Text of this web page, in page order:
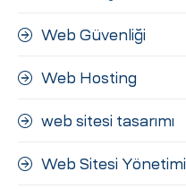
Web Güvenliği
Web Hosting
web sitesi tasarımı
Web Sitesi Yönetimi